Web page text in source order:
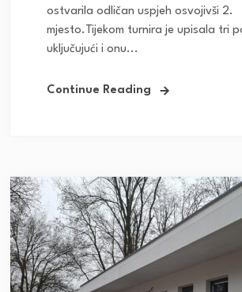
ostvarila odličan uspjeh osvojivši 2.
mjesto.Tijekom turnira je upisala tri
uključujući i onu...
Continue Reading